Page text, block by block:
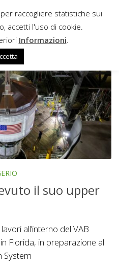
il suo upper
all’interno del VAB
Florida, in preparazione al
System
raccogliere statistiche sui
accetti l'uso di cookie.
Informazioni